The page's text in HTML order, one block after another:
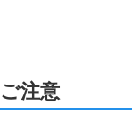
注意